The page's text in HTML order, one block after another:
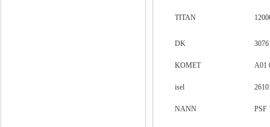
TITAN
DK
KOMET A01
isel
NANN PSF